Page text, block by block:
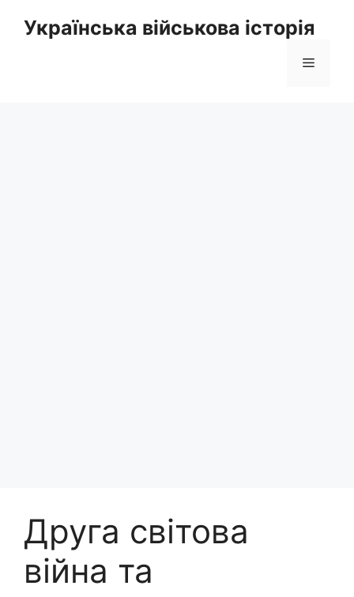
Українська військова історія
Меню
Друга світова
війна та